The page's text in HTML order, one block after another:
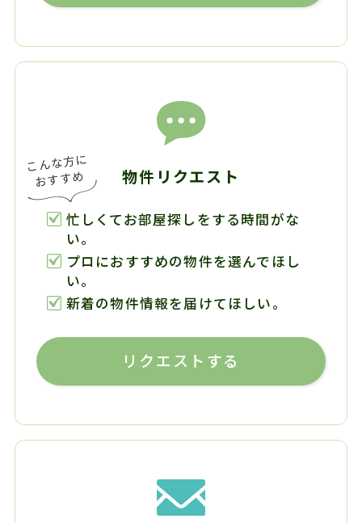
物件リクエスト
忙しくてお部屋探しをする時間がな
い。
プロにおすすめの物件を選んでほし
い。
新着の物件情報を届けてほしい。
リクエストする